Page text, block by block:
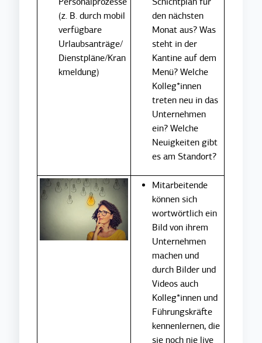
(z. B. durch mobil
verfügbare
Urlaubsanträge/
Dienstpläne/Kran
kmeldung)
den nächsten
Monat aus? Was
steht in der
Kantine auf dem
Menü? Welche
Kolleg*innen
treten neu in das
Unternehmen
ein? Welche
Neuigkeiten gibt
es am Standort?
Mitarbeitende
können sich
wortwörtlich ein
Bild von ihrem
Unternehmen
machen und
durch Bilder und
Videos auch
Kolleg*innen und
Führungskräfte
kennenlernen, die
sie noch nie live